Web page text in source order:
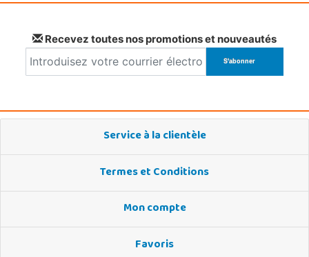
Recevez toutes nos promotions et nouveautés
Service à la clientèle
Termes et Conditions
Mon compte
Favoris